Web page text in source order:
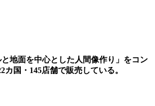
地面を中心とした人間像作り」をコン
国・145店舗で販売している。